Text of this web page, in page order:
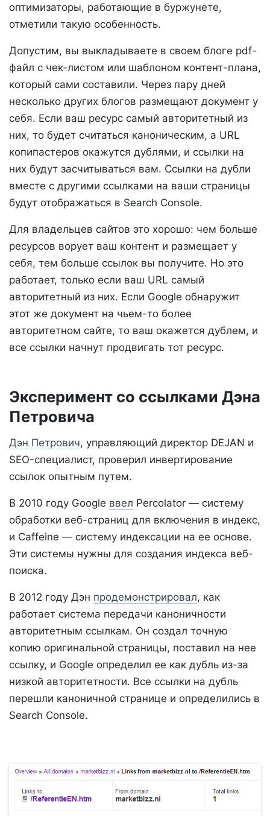
оптимизаторы, работающие в буржунете,
отметили такую особенность.
Допустим, вы выкладываете в своем блоге pdf-
файл с чек-листом или шаблоном контент-плана,
который сами составили. Через пару дней
несколько других блогов размещают документ у
себя. Если ваш ресурс самый авторитетный из
них, то будет считаться каноническим, а URL
копипастеров окажутся дублями, и ссылки на
них будут засчитываться вам. Ссылки на дубли
вместе с другими ссылками на ваши страницы
будут отображаться в Search Console.
Для владельцев сайтов это хорошо: чем больше
ресурсов ворует ваш контент и размещает у
себя, тем больше ссылок вы получите. Но это
работает, только если ваш URL самый
авторитетный из них. Если Google обнаружит
этот же документ на чьем-то более
авторитетном сайте, то ваш окажется дублем, и
все ссылки начнут продвигать тот ресурс.
Эксперимент со ссылками Дэна
Петровича
Дэн Петрович, управляющий директор DEJAN и
SEO-специалист, проверил инвертирование
ссылок опытным путем.
В 2010 году Google ввел Percolator — систему
обработки веб-страниц для включения в индекс,
и Caffeine — систему индексации на ее основе.
Эти системы нужны для создания индекса веб-
поиска.
В 2012 году Дэн продемонстрировал, как
работает система передачи каноничности
авторитетным ссылкам. Он создал точную
копию оригинальной страницы, поставил на нее
ссылку, и Google определил ее как дубль из-за
низкой авторитетности. Все ссылки на дубль
перешли каноничной странице и определились в
Search Console.